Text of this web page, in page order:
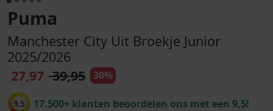
Puma
Manchester City Uit Broekje Junior
2025/2026
27,97 39,95 30%
9.5 17.500+ klanten beoordelen ons met een 9,5!